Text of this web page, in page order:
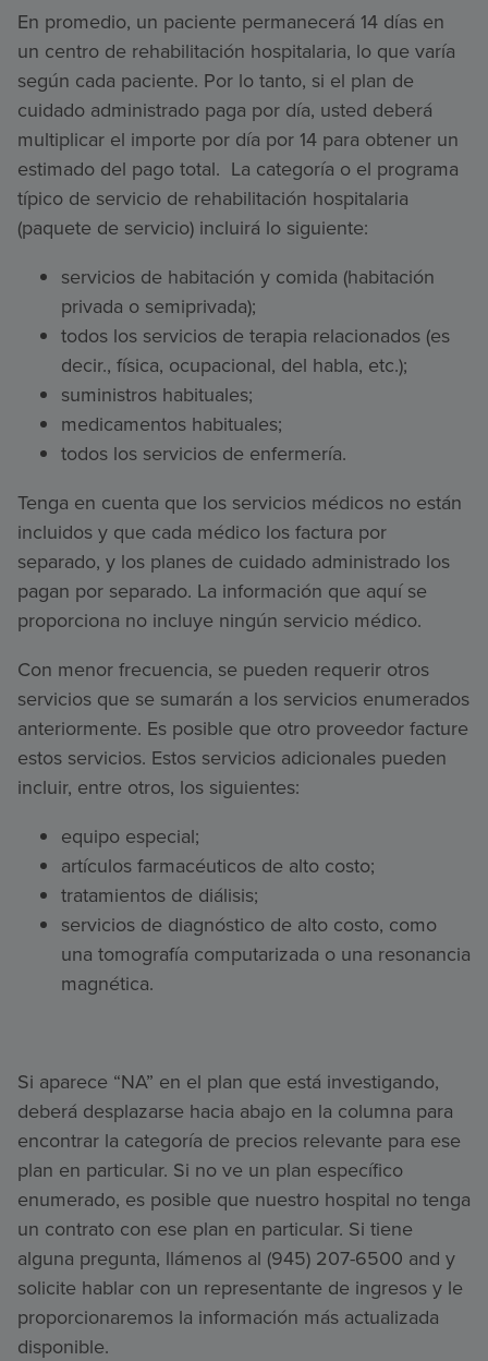
En promedio, un paciente permanecerá 14 días en
un centro de rehabilitación hospitalaria, lo que varía
según cada paciente. Por lo tanto, si el plan de
cuidado administrado paga por día, usted deberá
multiplicar el importe por día por 14 para obtener un
estimado del pago total. La categoría o el programa
típico de servicio de rehabilitación hospitalaria
(paquete de servicio) incluirá lo siguiente:
servicios de habitación y comida (habitación
privada o semiprivada);
todos los servicios de terapia relacionados (es
decir., física, ocupacional, del habla, etc.);
suministros habituales;
medicamentos habituales;
todos los servicios de enfermería.
Tenga en cuenta que los servicios médicos no están
incluidos y que cada médico los factura por
separado, y los planes de cuidado administrado los
pagan por separado. La información que aquí se
proporciona no incluye ningún servicio médico.
Con menor frecuencia, se pueden requerir otros
servicios que se sumarán a los servicios enumerados
anteriormente. Es posible que otro proveedor facture
estos servicios. Estos servicios adicionales pueden
incluir, entre otros, los siguientes:
equipo especial;
artículos farmacéuticos de alto costo;
tratamientos de diálisis;
servicios de diagnóstico de alto costo, como
una tomografía computarizada o una resonancia
magnética.
Si aparece “NA” en el plan que está investigando,
deberá desplazarse hacia abajo en la columna para
encontrar la categoría de precios relevante para ese
plan en particular. Si no ve un plan específico
enumerado, es posible que nuestro hospital no tenga
un contrato con ese plan en particular. Si tiene
alguna pregunta, llámenos al (945) 207-6500 and y
solicite hablar con un representante de ingresos y le
proporcionaremos la información más actualizada
disponible.